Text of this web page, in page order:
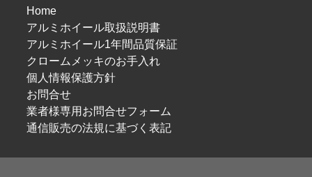
Home
アルミホイール取扱説明書
アルミホイール1年間品質保証
クロームメッキのお手入れ
個人情報保護方針
お問合せ
業者様専用お問合せフォーム
通信販売の法規に基づく表記